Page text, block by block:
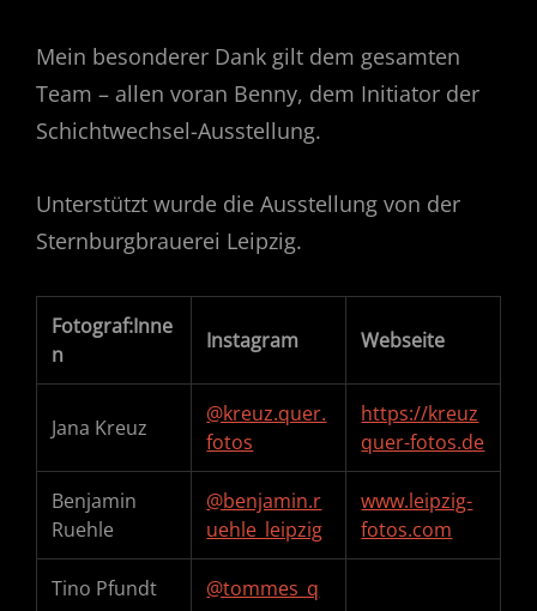
Mein besonderer Dank gilt dem gesamten
Team – allen voran Benny, dem Initiator der
Schichtwechsel-Ausstellung.
Unterstützt wurde die Ausstellung von der
Sternburgbrauerei Leipzig.
Fotograf:Inne
n
Instagram Webseite
Jana Kreuz
@kreuz.quer.
fotos
https://kreuz
quer-fotos.de
Benjamin
Ruehle
@benjamin.r
uehle_leipzig
www.leipzig-
fotos.com
Tino Pfundt @tommes_q